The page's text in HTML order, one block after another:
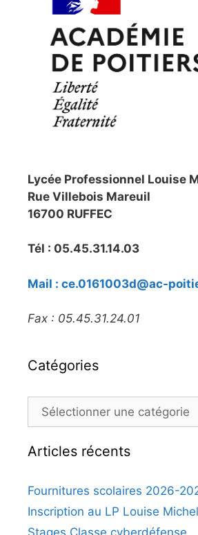
Lycée Professionnel Louise
Rue Villebois Mareuil
16700 RUFFEC
Tél : 05.45.31.14.03
Mail : ce.0161003d@ac-
Fax : 05.45.31.24.01
Catégories
Articles récents
Fournitures scolaires 2026-
Inscription au LP Louise Michel